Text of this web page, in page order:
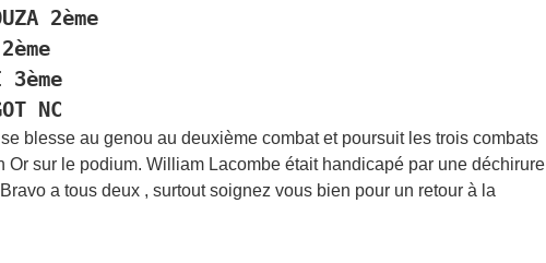
2ème
NC
blesse au genou au deuxième combat et poursuit les trois combats
Or sur le podium. William Lacombe était handicapé par une déchirure
a tous deux , surtout soignez vous bien pour un retour à la